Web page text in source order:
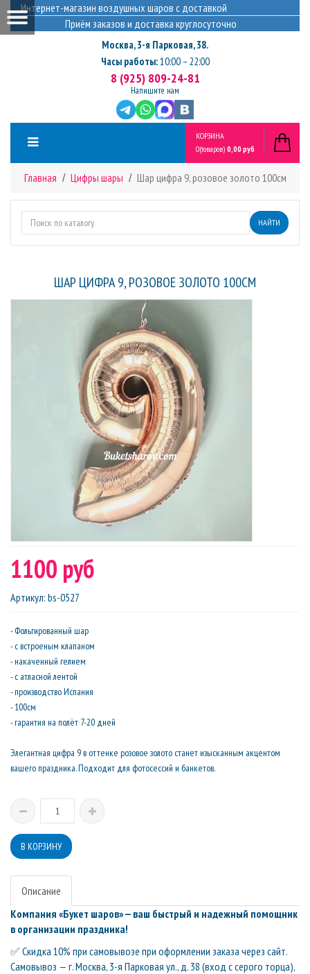
Интернет-магазин воздушных шаров с доставкой
Приём заказов и доставка круглосуточно
Москва,3-я Парковая, 38.
Часы работы:10:00 – 22:00
8 (925) 809-24-81
Напишите нам
КОРЗИНА
0(товаров) 0,00 руб
Главная Цифры шары Шар цифра 9, розовое золото 100см
НАЙТИ
ШАР ЦИФРА 9, РОЗОВОЕ ЗОЛОТО 100СМ
1100 руб
Артикул: bs-0527
- Фольгированный шар
- с встроеным клапаном
- накаченный гелием
- с атласной лентой
- производство Испания
- 100см
- гарантия на полёт 7-20 дней
Элегантная цифра 9 в оттенке розовое золото станет изысканным акцентом
вашего праздника. Подходит для фотосессий и банкетов.
Описание
Компания «Букет шаров» — ваш быстрый и надежный помощник
в организации праздника!
✅ Скидка 10% при самовывозе при оформлении заказа через сайт.
Самовывоз — г. Москва, 3-я Парковая ул., д. 38 (вход с серого торца),